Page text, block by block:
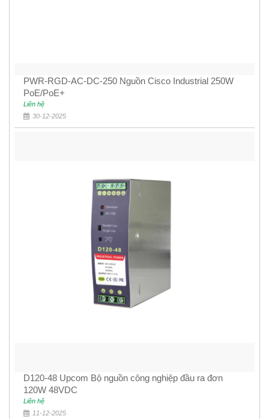
PWR-RGD-AC-DC-250 Nguồn Cisco Industrial 250W
PoE/PoE+
Liên hệ
30-12-2025
D120-48 Upcom Bộ nguồn công nghiệp đầu ra đơn
120W 48VDC
Liên hệ
11-12-2025